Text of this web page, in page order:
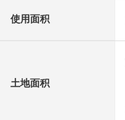
使用面积
土地面积